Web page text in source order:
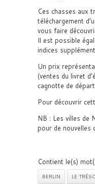
Ces chasses aux
téléchargement
vous faire
Il est possible
indices
Un prix
(ventes du livret
cagnotte de
Pour découvrir
NB : Les villes de
pour de nouvelles
Contient le(s)
BERLIN
LE